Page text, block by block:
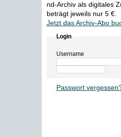
nd-Archiv als digitales
beträgt jeweils nur 5 €.
Jetzt das Archiv-Abo
Login
Username
Passwort